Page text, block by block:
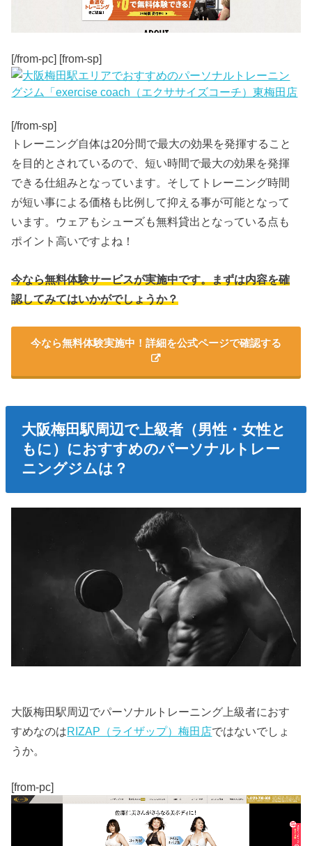
[/from-pc] [from-sp]
[/from-sp]
トレーニング自体は20分間で最大の効果を発揮すること
を目的とされているので、短い時間で最大の効果を発揮
できる仕組みとなっています。そしてトレーニング時間
が短い事による価格も比例して抑える事が可能となって
います。ウェアもシューズも無料貸出となっている点も
ポイント高いですよね！
今なら無料体験サービスが実施中です。まずは内容を確
認してみてはいかがでしょうか？
今なら無料体験実施中！詳細を公式ページで確認する
大阪梅田駅周辺で上級者（男性・女性と
もに）におすすめのパーソナルトレー
ニングジムは？
大阪梅田駅周辺でパーソナルトレーニング上級者におす
すめなのはRIZAP（ライザップ）梅田店ではないでしょ
うか。
[from-pc]